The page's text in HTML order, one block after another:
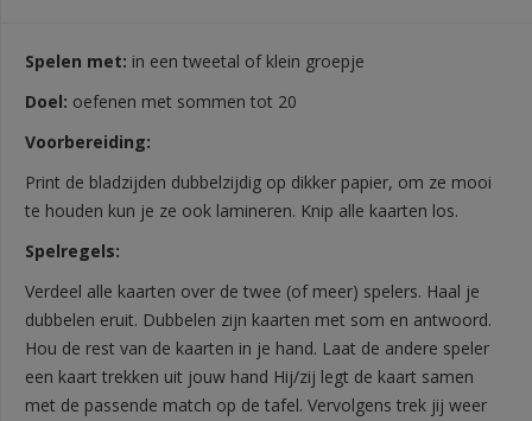
Spelen met: in een tweetal of klein groepje
Doel: oefenen met sommen tot 20
Voorbereiding:
Print de bladzijden dubbelzijdig op dikker papier, om ze mooi
te houden kun je ze ook lamineren. Knip alle kaarten los.
Spelregels:
Verdeel alle kaarten over de twee (of meer) spelers. Haal je
dubbelen eruit. Dubbelen zijn kaarten met som en antwoord.
Hou de rest van de kaarten in je hand. Laat de andere speler
een kaart trekken uit jouw hand Hij/zij legt de kaart samen
met de passende match op de tafel. Vervolgens trek jij weer